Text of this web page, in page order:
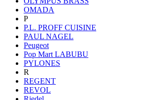
OMADA
P
P.L. PROFF CUISINE
PAUL NAGEL
Peugeot
Pop Mart LABUBU
PYLONES
R
REGENT
REVOL